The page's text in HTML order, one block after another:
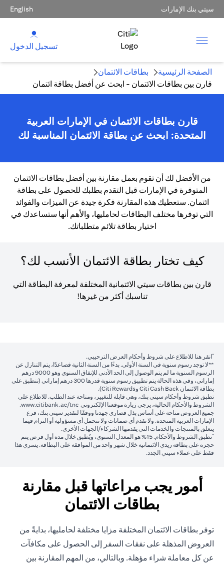
سيتي بنك الإمارات English
تسجيل الدخول
الصفحة الرئيسية
بطاقات الائتمان
قارن بين بطاقات الائتمان - ابحث عن أفضل بطاقة ائتمان
قارن بطاقات الائتمان في الإمارات العربية
المتحدة: ابحث عن بطاقة الائتمان المناسبة لك
من الأفضل لك أن تقوم بعمل مقارنة بين أفضل بطاقات الائتمان
المتوفرة في الإمارات قبل التقدم بطلبك للحصول على بطاقة
ائتمان. ستعطيك هذه المقارنة فكرة جيدة عن الميزات والفوائد
التي توفرها مختلف البطاقات لحامليها، والأهم أنها ستساعدك في
اختيار بطاقة تلائم متطلباتك.
كيف تختار بطاقة الائتمان الأنسب لك؟
قارن بين بطاقات سيتي الائتمانية المختلفة لمعرفة البطاقة التي
تناسبك أكثر من غيرها!
*انقر هنا opens in a new tab
للاطلاع على شروط وأحكام العرض الترحيبي.
**لا توجد رسوم سنوية في السنة الأولى. بدءًا من السنة الثانية فصاعدًا، يتم التنازل عن
الرسوم السنوية ما لم يتم الوصول إلى الحد الأدنى للإنفاق السنوي وهو 9000 درهم
إماراتي، وفي هذه الحالة يتم تطبيق رسوم سنوية قدرها 300 درهم إماراتي (تنطبق على
بطاقة الائتمان Citi Cash Back وCiti Rewards).
تطبق شروط وأحكام سيتي بنك، وهي قابلة للتغيير، ومتاحة عند الطلب. للاطلاع على
الشروط والأحكام الحالية، يرجى زيارة موقعنا الإلكتروني www.citibank.ae/tnc
tab.
جميع العروض متاحة على أساس بذل قصارى جهدنا ووفقًا لتقدير سيتي بنك، فرع
الإمارات العربية المتحدة. ولا تقدم أي ضمانات ولا تتحمل أي مسؤولية أو التزام فيما
يتعلق بالمنتجات والخدمات التي يقدمها الشركاء/الجهات الأخرى.
*
تطبق الشروط والأحكام. 15% هو المعدل السنوي، ويُطبق خلال مدة أول قرض يتم
حجزه على بطاقة ريدي الائتمانية خلال شهر واحد من الموافقة على البطاقة. يسري هذا
فقط على عملاء سيتي الجدد.
أمور يجب مراعاتها قبل مقارنة
بطاقات الائتمان
توفر بطاقات الائتمان المختلفة مزايا مختلفة لحامليها، بدايةً من
العروض المذهلة على نفقات السفر إلى الحصول على مكافآت
عن كل معاملة شراء مؤهلة. وبالتالي، من المهم المقارنة بين